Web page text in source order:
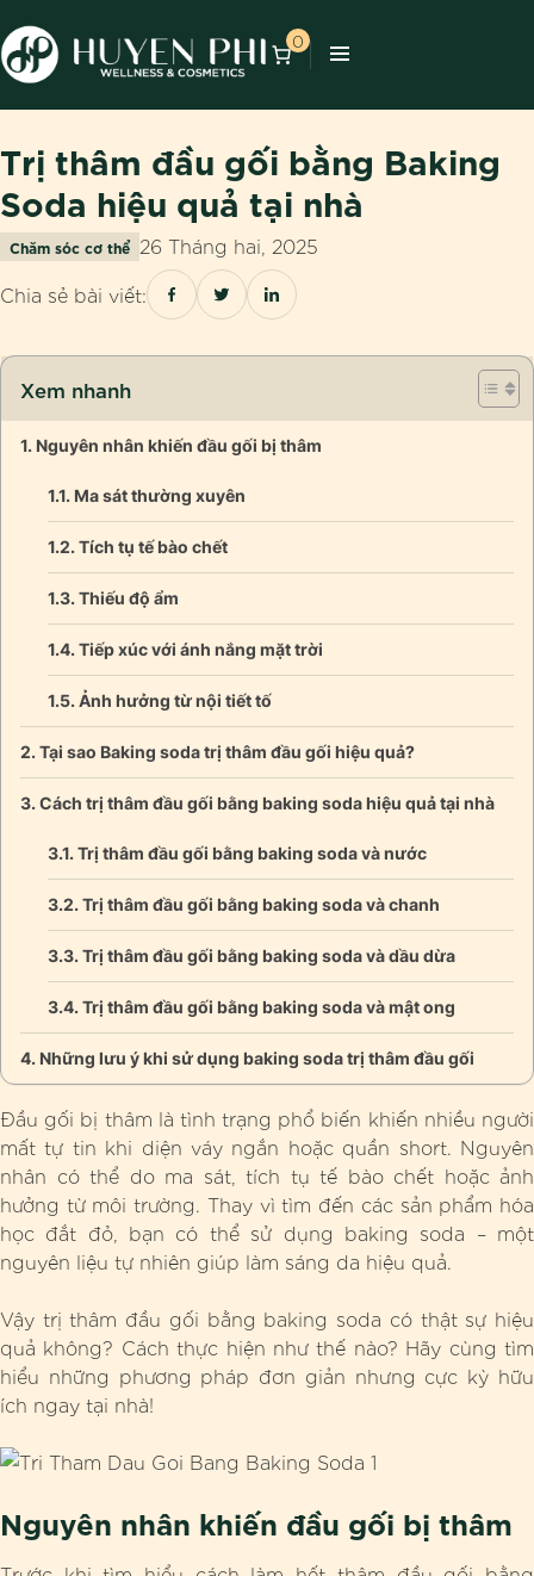
0
Trị thâm đầu gối bằng Baking
Soda hiệu quả tại nhà
Chăm sóc cơ thể 26 Tháng hai, 2025
Chia sẻ bài viết:
Xem nhanh
Nguyên nhân khiến đầu gối bị thâm
Ma sát thường xuyên
Tích tụ tế bào chết
Thiếu độ ẩm
Tiếp xúc với ánh nắng mặt trời
Ảnh hưởng từ nội tiết tố
Tại sao Baking soda trị thâm đầu gối hiệu quả?
Cách trị thâm đầu gối bằng baking soda hiệu quả tại nhà
Trị thâm đầu gối bằng baking soda và nước
Trị thâm đầu gối bằng baking soda và chanh
Trị thâm đầu gối bằng baking soda và dầu dừa
Trị thâm đầu gối bằng baking soda và mật ong
Những lưu ý khi sử dụng baking soda trị thâm đầu gối
Đầu gối bị thâm là tình trạng phổ biến khiến nhiều người
mất tự tin khi diện váy ngắn hoặc quần short. Nguyên
nhân có thể do ma sát, tích tụ tế bào chết hoặc ảnh
hưởng từ môi trường. Thay vì tìm đến các sản phẩm hóa
học đắt đỏ, bạn có thể sử dụng baking soda – một
nguyên liệu tự nhiên giúp làm sáng da hiệu quả.
Vậy trị thâm đầu gối bằng baking soda có thật sự hiệu
quả không? Cách thực hiện như thế nào? Hãy cùng tìm
hiểu những phương pháp đơn giản nhưng cực kỳ hữu
ích ngay tại nhà!
Nguyên nhân khiến đầu gối bị thâm